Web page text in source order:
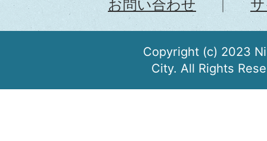
お問い合わせ
Copyright (c) 2023
City. All Rights